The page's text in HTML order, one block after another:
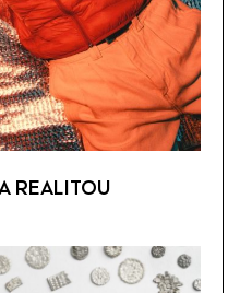
REALITOU